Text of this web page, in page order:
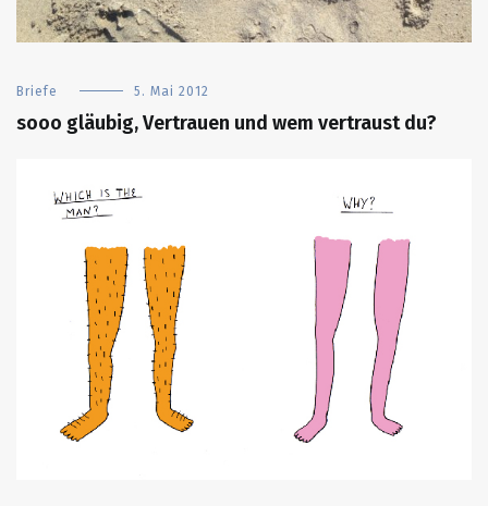
Briefe 5. Mai 2012
sooo gläubig, Vertrauen und wem vertraust du?